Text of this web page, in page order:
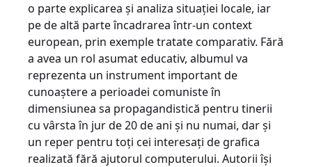
o parte explicarea şi analiza situaţiei locale, iar
pe de altă parte încadrarea într-un context
european, prin exemple tratate comparativ. Fără
a avea un rol asumat educativ, albumul va
reprezenta un instrument important de
cunoaştere a perioadei comuniste în
dimensiunea sa propagandistică pentru tinerii
cu vârsta în jur de 20 de ani şi nu numai, dar şi
un reper pentru toţi cei interesaţi de grafica
realizată fără ajutorul computerului. Autorii îşi